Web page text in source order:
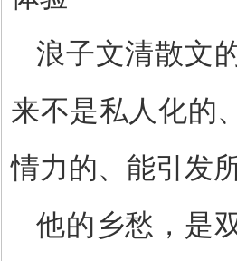
浪子文清散文
来不是私人化的
情力的、能引发
他的乡愁，是